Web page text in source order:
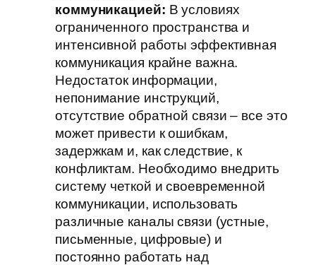
коммуникацией: В условиях
ограниченного пространства и
интенсивной работы эффективная
коммуникация крайне важна.
Недостаток информации,
непонимание инструкций,
отсутствие обратной связи – все это
может привести к ошибкам,
задержкам и, как следствие, к
конфликтам. Необходимо внедрить
систему четкой и своевременной
коммуникации, использовать
различные каналы связи (устные,
письменные, цифровые) и
постоянно работать над